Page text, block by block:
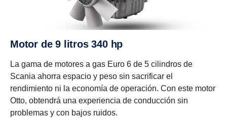
Motor de 9 litros 340 hp
La gama de motores a gas Euro 6 de 5 cilindros de
Scania ahorra espacio y peso sin sacrificar el
rendimiento ni la economía de operación. Con este motor
Otto, obtendrá una experiencia de conducción sin
problemas y con bajos ruidos.